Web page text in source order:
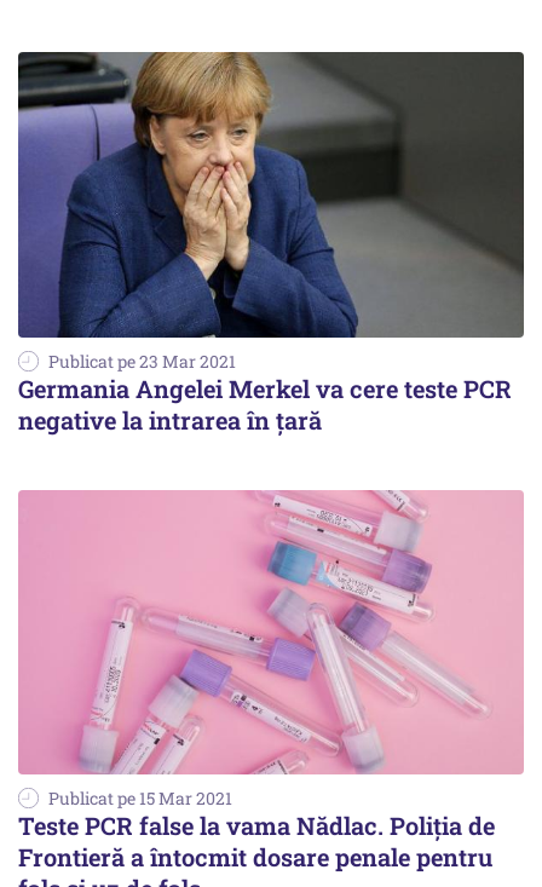
Publicat pe 23 Mar 2021
Germania Angelei Merkel va cere teste PCR
negative la intrarea în ţară
Publicat pe 15 Mar 2021
Teste PCR false la vama Nădlac. Poliția de
Frontieră a întocmit dosare penale pentru